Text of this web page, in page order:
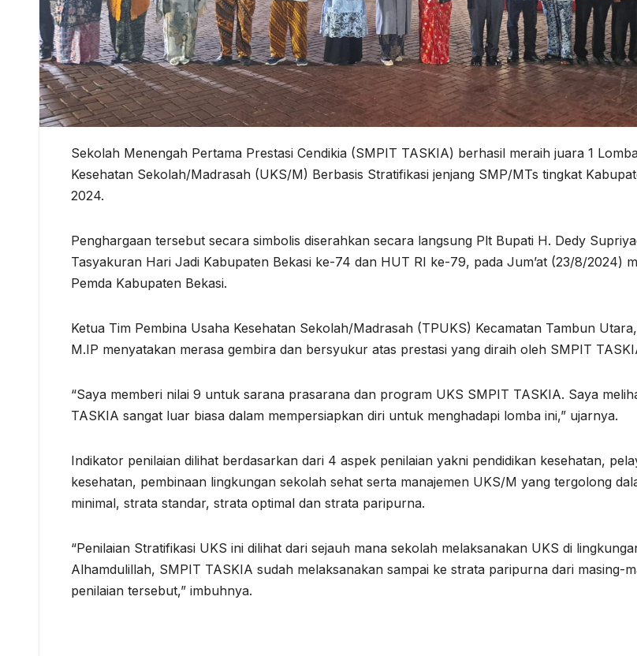
Sekolah Menengah Pertama Prestasi Cendikia (SMPIT TASKIA) berhasil meraih juara 1
Kesehatan Sekolah/Madrasah (UKS/M) Berbasis Stratifikasi jenjang SMP/MTs tingkat
2024.
Penghargaan tersebut secara simbolis diserahkan secara langsung Plt Bupati H. Dedy
Tasyakuran Hari Jadi Kabupaten Bekasi ke-74 dan HUT RI ke-79, pada Jum’at (23/8/2024)
Pemda Kabupaten Bekasi.
Ketua Tim Pembina Usaha Kesehatan Sekolah/Madrasah (TPUKS) Kecamatan Tambun
M.IP menyatakan merasa gembira dan bersyukur atas prestasi yang diraih oleh SMPIT
“Saya memberi nilai 9 untuk sarana prasarana dan program UKS SMPIT TASKIA. Saya
TASKIA sangat luar biasa dalam mempersiapkan diri untuk menghadapi lomba ini,” ujarnya.
Indikator penilaian dilihat berdasarkan dari 4 aspek penilaian yakni pendidikan kesehatan,
kesehatan, pembinaan lingkungan sekolah sehat serta manajemen UKS/M yang tergolong
minimal, strata standar, strata optimal dan strata paripurna.
“Penilaian Stratifikasi UKS ini dilihat dari sejauh mana sekolah melaksanakan UKS di
Alhamdulillah, SMPIT TASKIA sudah melaksanakan sampai ke strata paripurna dari masing-
penilaian tersebut,” imbuhnya.